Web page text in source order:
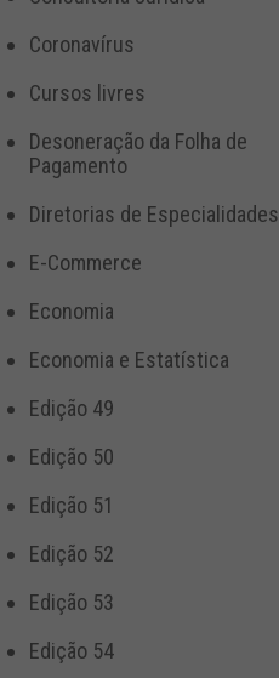
Coronavírus
Cursos livres
Desoneração da Folha de
Pagamento
Diretorias de Especialidades
E-Commerce
Economia
Economia e Estatística
Edição 49
Edição 50
Edição 51
Edição 52
Edição 53
Edição 54